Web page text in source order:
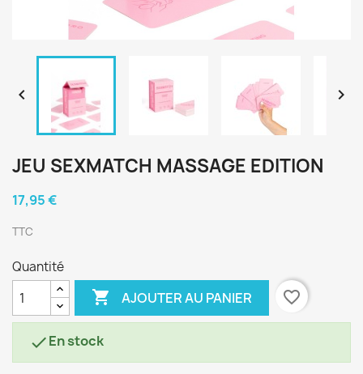
 
JEU SEXMATCH MASSAGE EDITION
17,95 €
TTC
Quantité
 AJOUTER AU PANIER favorite_border
En stock